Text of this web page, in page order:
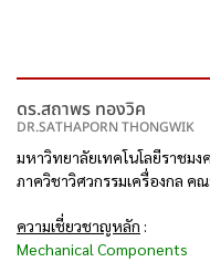
ดร.สถาพร ทองวิค
DR.SATHAPORN THONGWIK
มหาวิทยาลัยเทคโนโลยีราชม
ภาควิชาวิศวกรรมเครื่องกล ค
ความเชี่ยวชาญหลัก :
Mechanical Components